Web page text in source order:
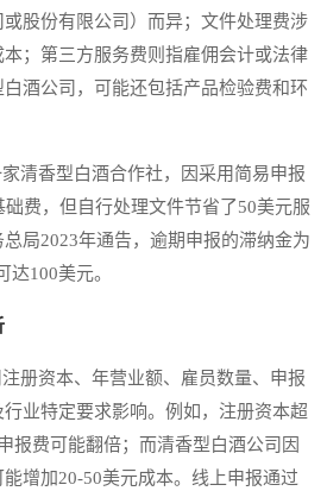
股份有限公司）而异；文件处理费涉
；第三方服务费则指雇佣会计或法律
酒公司，可能还包括产品检验费和环
香型白酒合作社，因采用简易申报
费，但自行处理文件节省了50美元服
局2023年通告，逾期申报的滞纳金为
100美元。
资本、年营业额、雇员数量、申报
业特定要求影响。例如，注册资本超
报费可能翻倍；而清香型白酒公司因
增加20-50美元成本。线上申报通过